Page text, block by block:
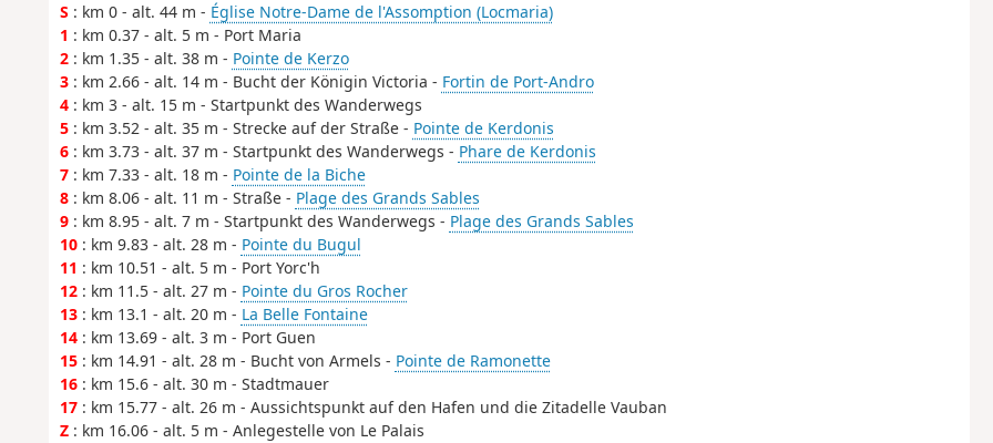
S : km 0 - alt. 44 m - Église Notre-Dame de l'Assomption (Locmaria)
1 : km 0.37 - alt. 5 m - Port Maria
2: km 1.35 - alt. 38 m - Pointe de Kerzo
3: km 2.66 - alt. 14 m - Bucht der Königin Victoria - Fortin de Port-Andro
4: km 3 - alt. 15 m - Startpunkt des Wanderwegs
5: km 3.52 - alt. 35 m - Strecke auf der Straße - Pointe de Kerdonis
6: km 3.73 - alt. 37 m - Startpunkt des Wanderwegs - Phare de Kerdonis
7: km 7.33 - alt. 18 m - Pointe de la Biche
8: km 8.06 - alt. 11 m - Straße - Plage des Grands Sables
9: km 8.95 - alt. 7 m - Startpunkt des Wanderwegs - Plage des Grands Sables
10: km 9.83 - alt. 28 m - Pointe du Bugul
11 : km 10.51 - alt. 5 m - Port Yorc'h
12: km 11.5 - alt. 27 m - Pointe du Gros Rocher
13: km 13.1 - alt. 20 m - La Belle Fontaine
14: km 13.69 - alt. 3 m - Port Guen
15: km 14.91 - alt. 28 m - Bucht von Armels - Pointe de Ramonette
16: km 15.6 - alt. 30 m - Stadtmauer
17: km 15.77 - alt. 26 m - Aussichtspunkt auf den Hafen und die Zitadelle Vauban
Z: km 16.06 - alt. 5 m - Anlegestelle von Le Palais